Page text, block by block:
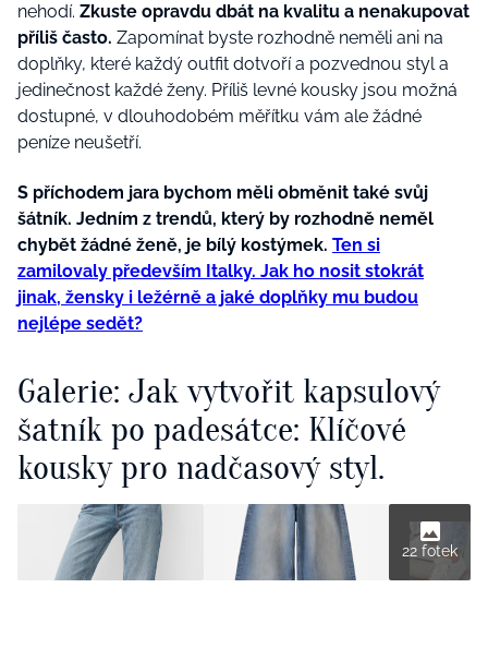
nehodí. Zkuste opravdu dbát na kvalitu a nenakupovat
příliš často. Zapomínat byste rozhodně neměli ani na
doplňky, které každý outfit dotvoří a pozvednou styl a
jedinečnost každé ženy. Příliš levné kousky jsou možná
dostupné, v dlouhodobém měřítku vám ale žádné
peníze neušetří.
S příchodem jara bychom měli obměnit také svůj
šátník. Jedním z trendů, který by rozhodně neměl
chybět žádné ženě, je bílý kostýmek. Ten si
zamilovaly především Italky. Jak ho nosit stokrát
jinak, žensky i ležérně a jaké doplňky mu budou
nejlépe sedět?
Galerie: J​ak vytvořit kapsulový
šatník po padesátce: Klíčové
kousky pro nadčasový styl.
22 fotek